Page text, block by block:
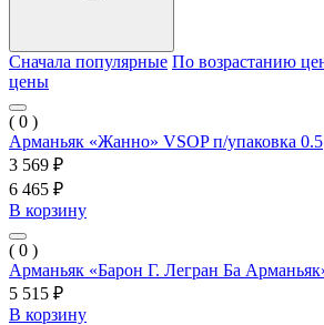
Сначала популярные По возрастанию
цены
( 0 )
Арманьяк «Жанно» VSOP п/упаковка 0.5
3 569 ₽
6 465 ₽
В корзину
( 0 )
Арманьяк «Барон Г. Легран Ба
5 515 ₽
В корзину